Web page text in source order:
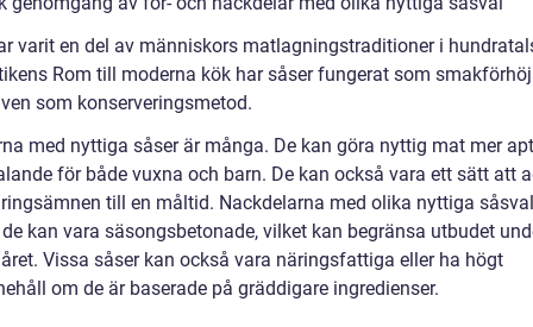
varit en del av människors matlagningstraditioner i
Rom till moderna kök har såser fungerat som
som konserveringsmetod.
med nyttiga såser är många. De kan göra nyttig mat mer
för både vuxna och barn. De kan också vara ett sätt att
till en måltid. Nackdelarna med olika nyttiga
kan vara säsongsbetonade, vilket kan begränsa utbudet
Vissa såser kan också vara näringsfattiga eller ha högt
om de är baserade på gräddigare ingredienser.